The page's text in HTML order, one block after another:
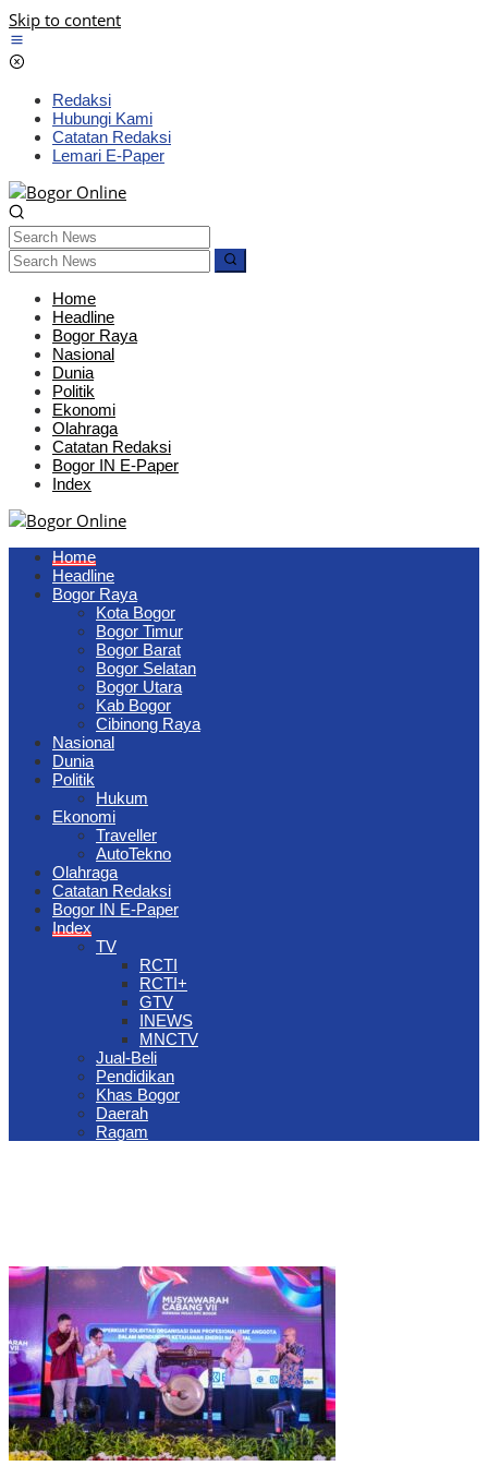
Skip to content
Redaksi
Hubungi Kami
Catatan Redaksi
Lemari E-Paper
Home
Headline
Bogor Raya
Nasional
Dunia
Politik
Ekonomi
Olahraga
Catatan Redaksi
Bogor IN E-Paper
Index
Home
Headline
Bogor Raya
Kota Bogor
Bogor Timur
Bogor Barat
Bogor Selatan
Bogor Utara
Kab Bogor
Cibinong Raya
Nasional
Dunia
Politik
Hukum
Ekonomi
Traveller
AutoTekno
Olahraga
Catatan Redaksi
Bogor IN E-Paper
Index
TV
RCTI
RCTI+
GTV
INEWS
MNCTV
Jual-Beli
Pendidikan
Khas Bogor
Daerah
Ragam